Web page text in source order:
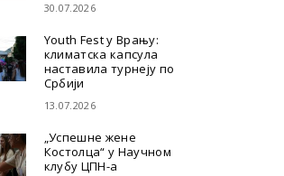
30.07.2026
Youth Fest у Врању:
климатска капсула
наставила турнеју по
Србији
13.07.2026
„Успешне жене
Костолца“ у Научном
клубу ЦПН-а